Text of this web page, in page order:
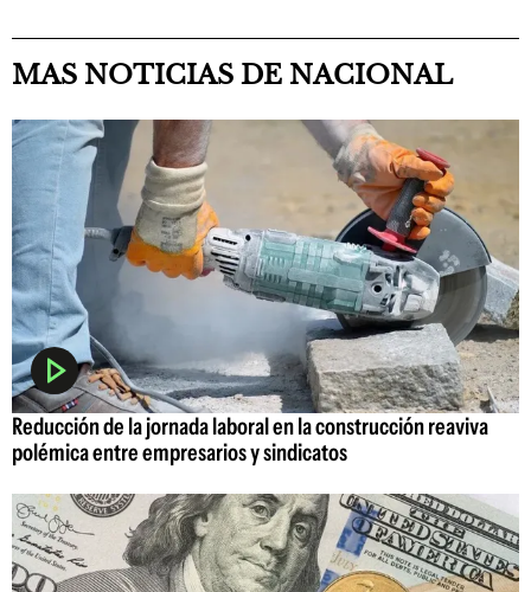
MAS NOTICIAS DE NACIONAL
Reducción de la jornada laboral en la construcción reaviva
polémica entre empresarios y sindicatos